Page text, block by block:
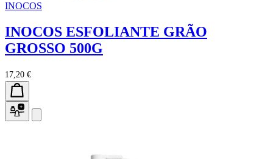
INOCOS
INOCOS ESFOLIANTE GRÃO
GROSSO 500G
17,20 €